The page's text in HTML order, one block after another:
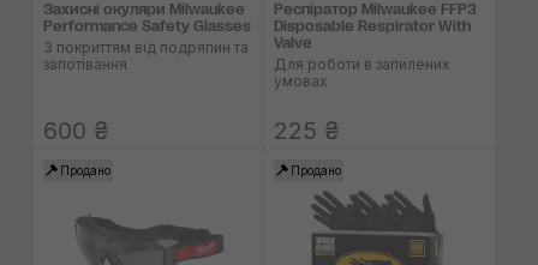
Захисні окуляри Milwaukee
Performance Safety Glasses
З покриттям від подряпин та
запотівання
600 ₴
Респіратор Milwaukee FFP3
Disposable Respirator With
Valve
Для роботи в запилених
умовах
225 ₴
Продано Продано